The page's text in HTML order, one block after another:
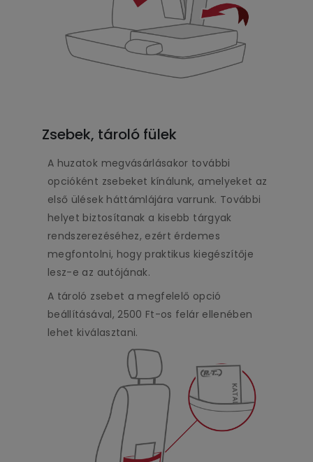
Zsebek, tároló fülek
A huzatok megvásárlásakor további
opcióként zsebeket kínálunk, amelyeket az
első ülések háttámlájára varrunk. További
helyet biztosítanak a kisebb tárgyak
rendszerezéséhez, ezért érdemes
megfontolni, hogy praktikus kiegészítője
lesz-e az autójának.
A tároló zsebet a megfelelő opció
beállításával, 2500 Ft-os felár ellenében
lehet kiválasztani.